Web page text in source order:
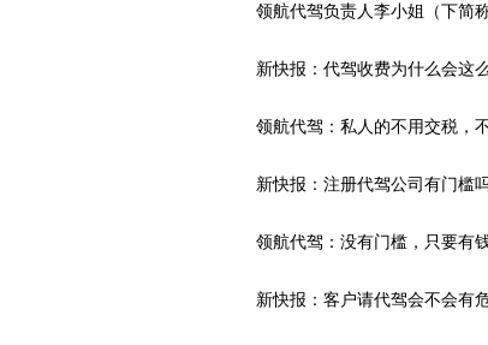
领航代驾负责人李小姐（下简称
新快报：代驾收费为什么会这
领航代驾：私人的不用交税，不
新快报：注册代驾公司有门槛
领航代驾：没有门槛，只要有钱
新快报：客户请代驾会不会有